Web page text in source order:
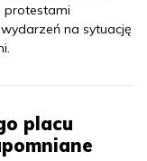
protestami
na sytuację
placu